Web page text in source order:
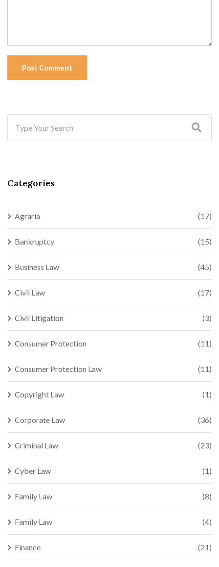
Post Comment
Categories
Agraria (17)
Bankruptcy (15)
Business Law (45)
Civil Law (17)
Civil Litigation (3)
Consumer Protection (11)
Consumer Protection Law (11)
Copyright Law (1)
Corporate Law (36)
Criminal Law (23)
Cyber Law (1)
Family Law (8)
Family Law (4)
Finance (21)